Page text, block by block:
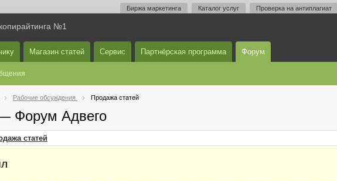
Биржа маркетинга Каталог услуг Проверка на антиплагиат
№1
Магазин статей Сервис Партнёрская программа Форум
Рабочие обсуждения Продажа статей
Форум Адвего
статей